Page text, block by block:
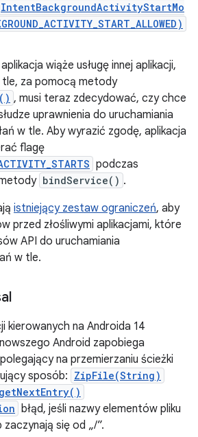
wiąże usługę innej aplikacji,
tle, za pomocą metody
, musi teraz zdecydować, czy chce
uprawnienia do uruchamiania
w tle. Aby wyrazić zgodę, aplikacja
flagę
podczas
bindService() .
istniejący zestaw ograniczeń, aby
przed złośliwymi aplikacjami, które
API do uruchamiania
w tle.
kierowanych na Androida 14
Android zapobiega
na przemierzaniu ścieżki
sposób: ZipFile(String)
błąd, jeśli nazwy elementów pliku
zaczynają się od „/”.